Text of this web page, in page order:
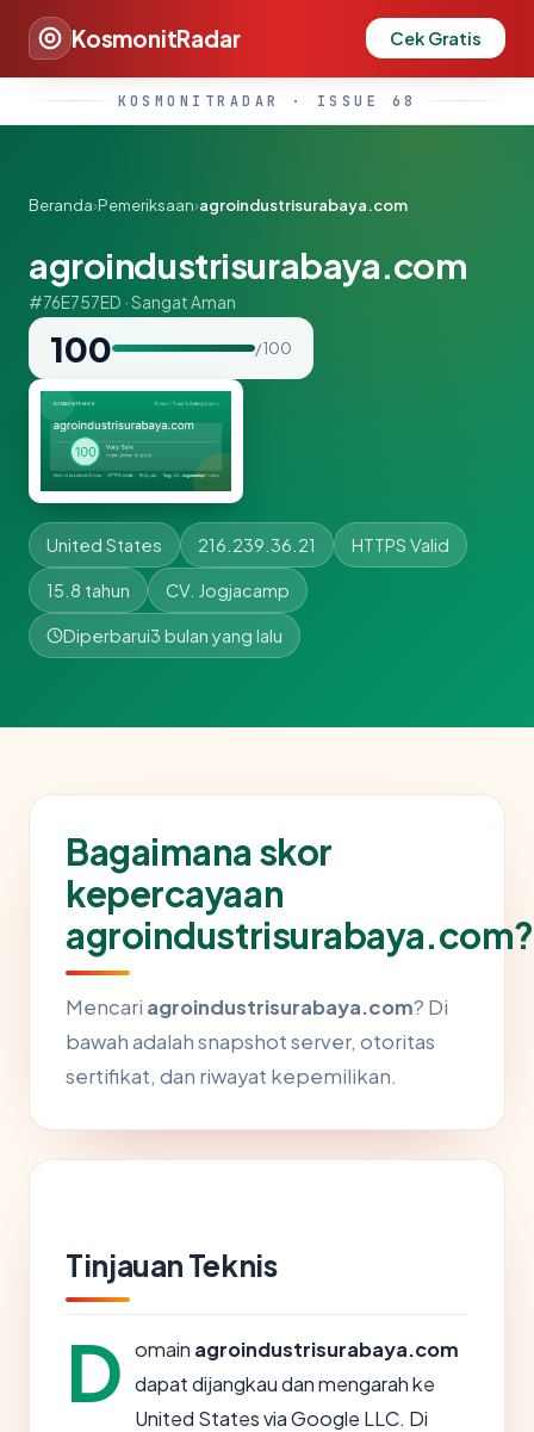
KosmonitRadar Cek Gratis
KOSMONITRADAR · ISSUE 68
Beranda›Pemeriksaan›agroindustrisurabaya.com
agroindustrisurabaya.com
#76E757ED · Sangat Aman
100 / 100
United States 216.239.36.21 HTTPS Valid
15.8 tahun CV. Jogjacamp
Diperbarui3 bulan yang lalu
Bagaimana skor
kepercayaan
agroindustrisurabaya.com?
Mencari agroindustrisurabaya.com? Di
bawah adalah snapshot server, otoritas
sertifikat, dan riwayat kepemilikan.
Tinjauan Teknis
D omain agroindustrisurabaya.com
dapat dijangkau dan mengarah ke
United States via Google LLC. Di